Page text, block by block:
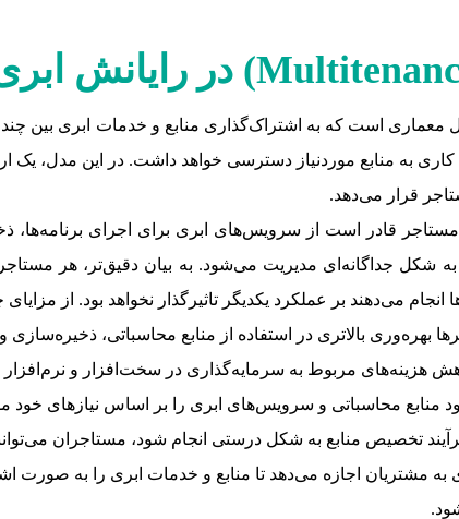
) در رایانش
قرار می‌دهد.
قادر است از سرویس‌های ابری برای اجرای برنامه‌ها،
شکل جداگانه‌ای مدیریت می‌شود. به بیان دقیق‌تر، هر
می‌دهند بر عملکرد یکدیگر تاثیرگذار نخواهد بود. از
بهره‌وری بالاتری در استفاده از منابع محاسباتی،
هزینه‌های مربوط به سرمایه‌گذاری در سخت‌افزار و
منابع محاسباتی و سرویس‌های ابری را بر اساس نیازهای خود
تخصیص منابع به شکل درستی انجام شود، مستاجران
به مشتریان اجازه می‌دهد تا منابع و خدمات ابری را به صورت